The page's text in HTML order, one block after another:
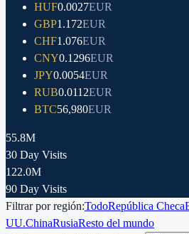
HUF0.0027EUR
GBP1.172EUR
CHF1.076EUR
CNY0.1296EUR
JPY0.0054EUR
RUB0.0112EUR
BTC56,980EUR
55.8M
30 Day Visits
122.0M
90 Day Visits
Filtrar por región:TodoRepública Checa
UU.ChinaRusiaResto del mundo